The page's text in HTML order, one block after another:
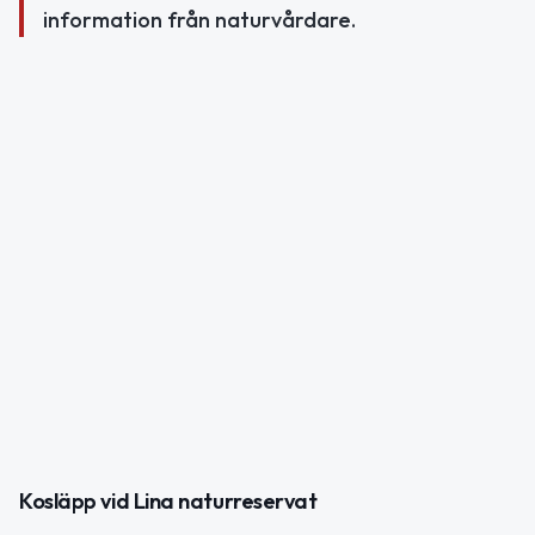
information från naturvårdare.
Kosläpp vid Lina naturreservat